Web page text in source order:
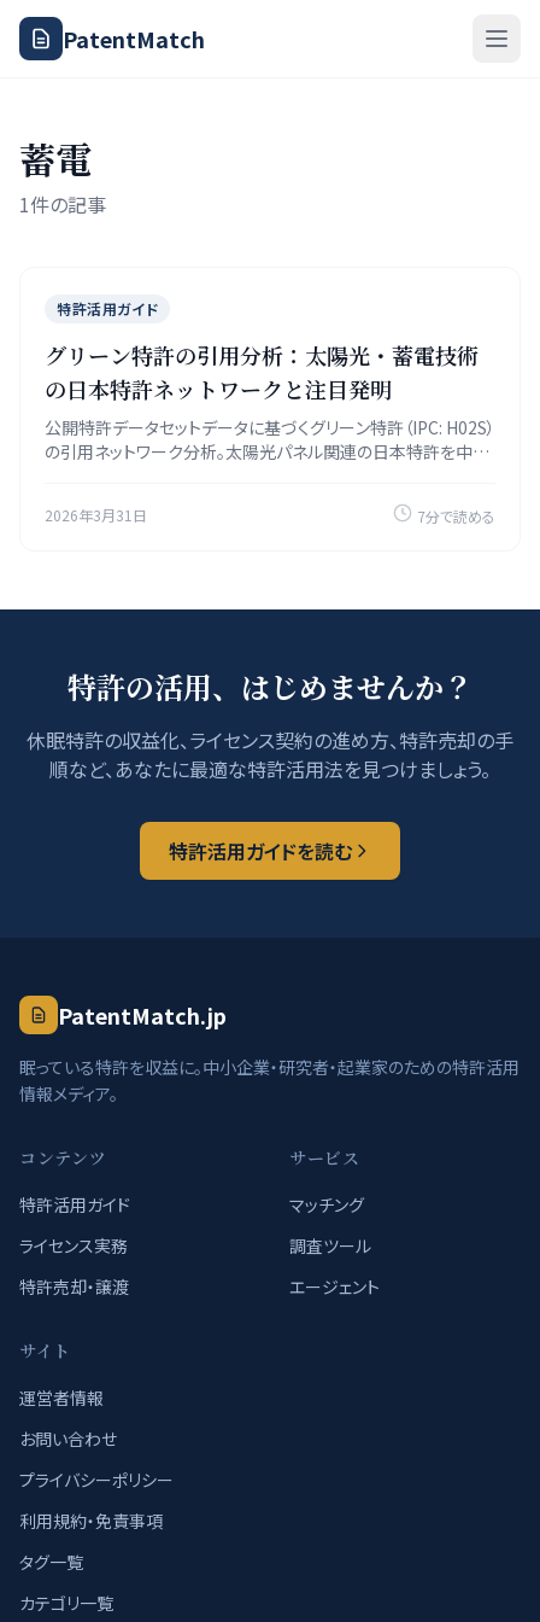
PatentMatch
蓄電
1件の記事
特許活用ガイド
グリーン特許の引用分析：太陽光・蓄電技術
の日本特許ネットワークと注目発明
公開特許データセットデータに基づくグリーン特許（IPC: H02S）
の引用ネットワーク分析。太陽光パネル関連の日本特許を中心
2026年3月31日 7分で読める
特許の活用、はじめませんか？
休眠特許の収益化、ライセンス契約の進め方、特許売却の手
順など、あなたに最適な特許活用法を見つけましょう。
特許活用ガイドを読む
PatentMatch.jp
眠っている特許を収益に。中小企業・研究者・起業家のための特許活用
情報メディア。
コンテンツ
特許活用ガイド
ライセンス実務
特許売却・譲渡
サービス
マッチング
調査ツール
エージェント
サイト
運営者情報
お問い合わせ
プライバシーポリシー
利用規約・免責事項
タグ一覧
カテゴリ一覧